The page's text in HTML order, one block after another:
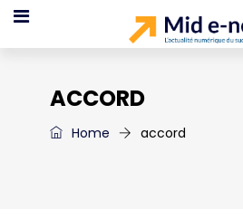
ACCORD
Home accord